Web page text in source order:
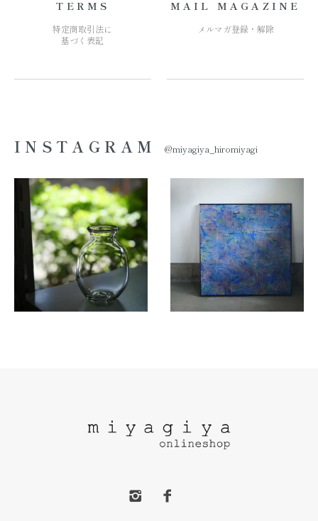
TERMS
特定商取引法に
基づく表記
MAIL MAGAZINE
メルマガ登録・解除
INSTAGRAM @miyagiya_hiromiyagi